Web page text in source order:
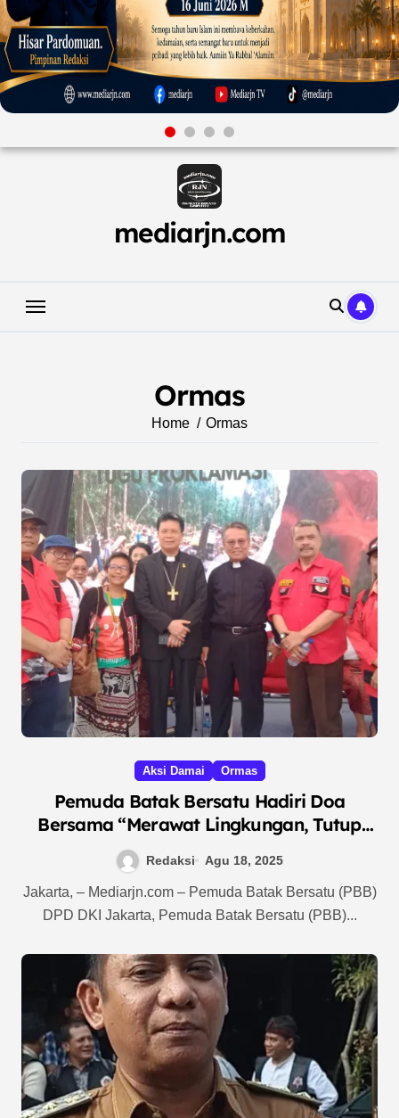
Skip
mediarjn.com
Ormas
Home Ormas
Aksi Damai Ormas
Pemuda Batak Bersatu Hadiri Doa
Bersama “Merawat Lingkungan, Tutup
TPL”, Sebagai Wujud Kepedulian
terhadap Alam Tapanuli Raya
Redaksi Agu 18, 2025
Jakarta, – Mediarjn.com – Pemuda Batak Bersatu (PBB)
DPD DKI Jakarta, Pemuda Batak Bersatu (PBB)...